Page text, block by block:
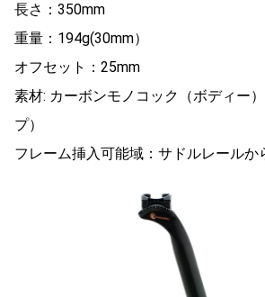
長さ：350mm
重量：194g(30mm）
オフセット：25mm
素材: カーボンモノコック（ボディー
プ）
フレーム挿入可能域：サドルレールか